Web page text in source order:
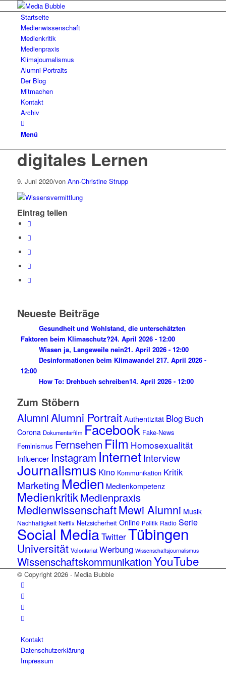
Startseite
Medienwissenschaft
Medienkritik
Medienpraxis
Klimajournalismus
Alumni-Portraits
Der Blog
Mitmachen
Kontakt
Archiv
Menü
digitales Lernen
9. Juni 2020/von Ann-Christine Strupp
Eintrag teilen
Neueste Beiträge
Gesundheit und Wohlstand, die unterschätzten
Faktoren beim Klimaschutz?24. April 2026 - 12:00
Wissen ja, Langeweile nein21. April 2026 - 12:00
Desinformationen beim Klimawandel 217. April 2026 -
12:00
How To: Drehbuch schreiben14. April 2026 - 12:00
Zum Stöbern
AlumniAlumni Portrait Authentizität Blog Buch
Corona Dokumentarfilm Facebook Fake-News
Feminismus Fernsehen Film Homosexualität
Influencer Instagram Internet Interview
Journalismus Kino Kommunikation Kritik
Marketing Medien Medienkompetenz
MedienkritikMedienpraxis
MedienwissenschaftMewi Alumni Musik
Nachhaltigkeit Netflix Netzsicherheit Online Politik Radio Serie
Social MediaTwitterTübingen
Universität Volontariat Werbung Wissenschaftsjournalismus
WissenschaftskommunikationYouTube
© Copyright 2026 - Media Bubble
Kontakt
Datenschutzerklärung
Impressum